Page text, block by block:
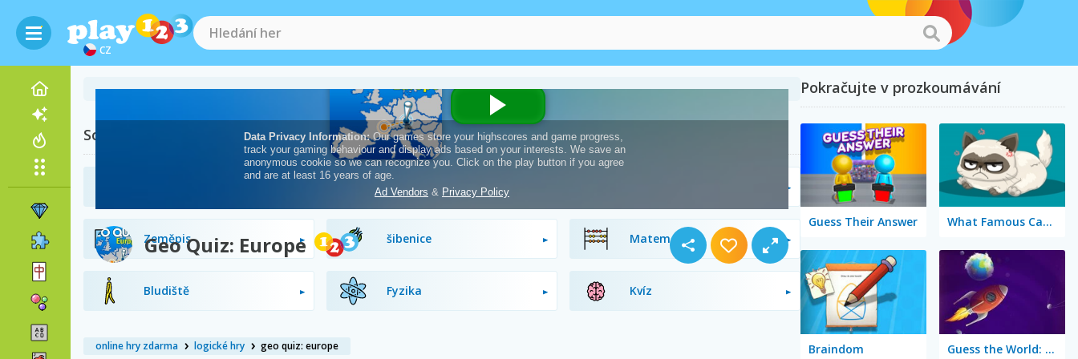
CZ
Geo Quiz: Europe
Související kategorie
Vzdělávací
Zeměpis šibenice Matematika
Bludiště Fyzika Kvíz
online hry zdarma logické hry geo quiz: europe
Pokračujte v prozkoumávání
Guess Their Answer What Famous Cat Are You
Braindom Guess the World: Alien Quest